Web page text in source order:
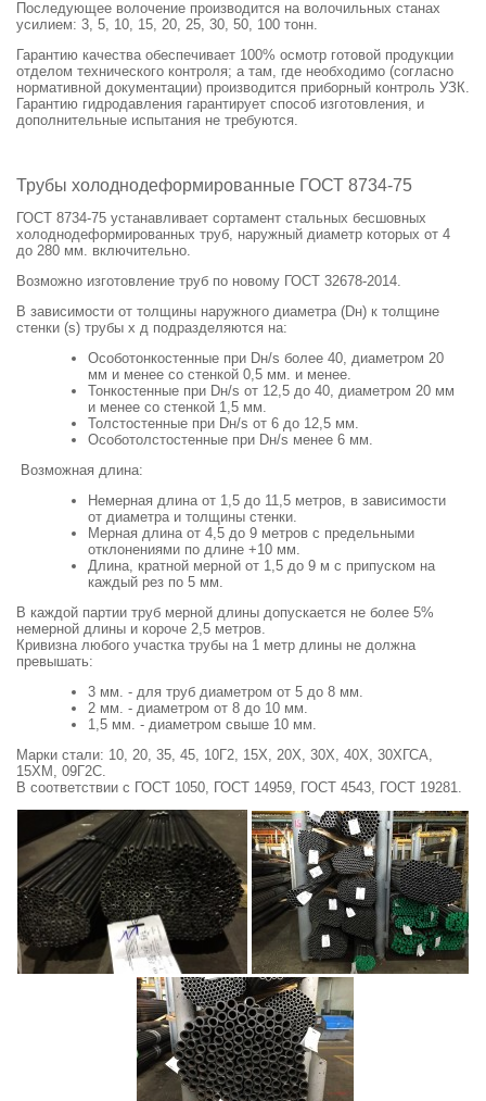
Последующее волочение производится на волочильных станах
усилием: 3, 5, 10, 15, 20, 25, 30, 50, 100 тонн.
Гарантию качества обеспечивает 100% осмотр готовой продукции
отделом технического контроля; а там, где необходимо (согласно
нормативной документации) производится приборный контроль УЗК.
Гарантию гидродавления гарантирует способ изготовления, и
дополнительные испытания не требуются.
Трубы холоднодеформированные ГОСТ 8734-75
ГОСТ 8734-75 устанавливает сортамент стальных бесшовных
холоднодеформированных труб, наружный диаметр которых от 4
до 280 мм. включительно.
Возможно изготовление труб по новому ГОСТ 32678-2014.
В зависимости от толщины наружного диаметра (Dн) к толщине
стенки (s) трубы х д подразделяются на:
Особотонкостенные при Dн/s более 40, диаметром 20
мм и менее со стенкой 0,5 мм. и менее.
Тонкостенные при Dн/s от 12,5 до 40, диаметром 20 мм
и менее со стенкой 1,5 мм.
Толстостенные при Dн/s от 6 до 12,5 мм.
Особотолстостенные при Dн/s менее 6 мм.
Возможная длина:
Немерная длина от 1,5 до 11,5 метров, в зависимости
от диаметра и толщины стенки.
Мерная длина от 4,5 до 9 метров с предельными
отклонениями по длине +10 мм.
Длина, кратной мерной от 1,5 до 9 м с припуском на
каждый рез по 5 мм.
В каждой партии труб мерной длины допускается не более 5%
немерной длины и короче 2,5 метров.
Кривизна любого участка трубы на 1 метр длины не должна
превышать:
3 мм. - для труб диаметром от 5 до 8 мм.
2 мм. - диаметром от 8 до 10 мм.
1,5 мм. - диаметром свыше 10 мм.
Марки стали: 10, 20, 35, 45, 10Г2, 15Х, 20Х, 30Х, 40Х, 30ХГСА,
15ХМ, 09Г2С.
В соответствии с ГОСТ 1050, ГОСТ 14959, ГОСТ 4543, ГОСТ 19281.